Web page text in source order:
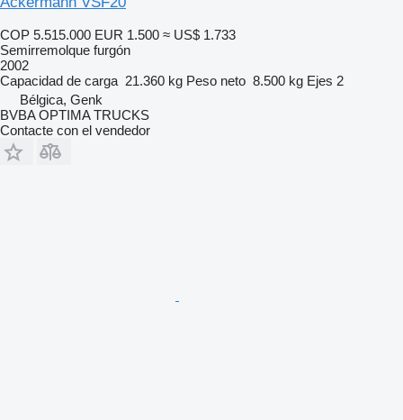
COP 5.515.000 EUR 1.500 ≈ US$ 1.733
Semirremolque furgón
2002
Capacidad de carga 21.360 kg Peso neto 8.500 kg Ejes 2
Bélgica, Genk
BVBA OPTIMA TRUCKS
Contacte con el vendedor